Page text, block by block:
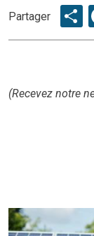
Partager
(Recevez notre